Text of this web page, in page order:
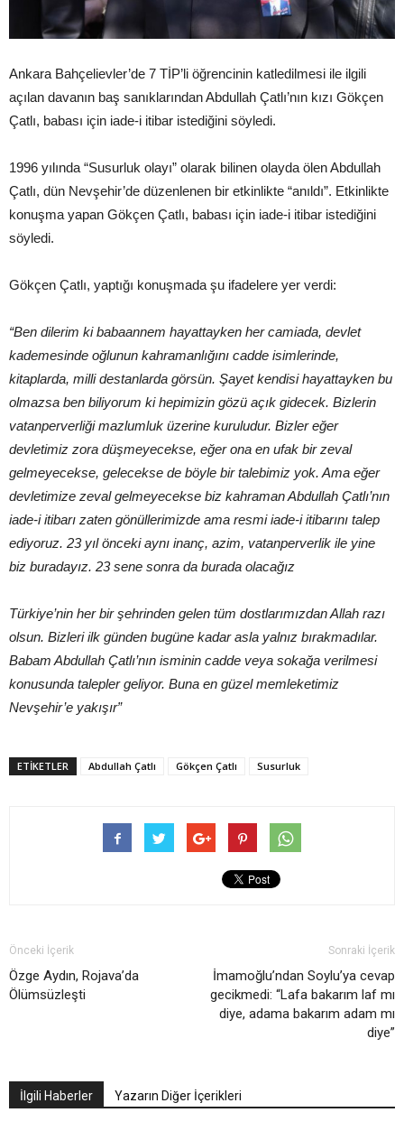
Ankara Bahçelievler’de 7 TİP’li öğrencinin katledilmesi ile ilgili
açılan davanın baş sanıklarından Abdullah Çatlı’nın kızı Gökçen
Çatlı, babası için iade-i itibar istediğini söyledi.
1996 yılında “Susurluk olayı” olarak bilinen olayda ölen Abdullah
Çatlı, dün Nevşehir’de düzenlenen bir etkinlikte “anıldı”. Etkinlikte
konuşma yapan Gökçen Çatlı, babası için iade-i itibar istediğini
söyledi.
Gökçen Çatlı, yaptığı konuşmada şu ifadelere yer verdi:
“Ben dilerim ki babaannem hayattayken her camiada, devlet
kademesinde oğlunun kahramanlığını cadde isimlerinde,
kitaplarda, milli destanlarda görsün. Şayet kendisi hayattayken bu
olmazsa ben biliyorum ki hepimizin gözü açık gidecek. Bizlerin
vatanperverliği mazlumluk üzerine kuruludur. Bizler eğer
devletimiz zora düşmeyecekse, eğer ona en ufak bir zeval
gelmeyecekse, gelecekse de böyle bir talebimiz yok. Ama eğer
devletimize zeval gelmeyecekse biz kahraman Abdullah Çatlı’nın
iade-i itibarı zaten gönüllerimizde ama resmi iade-i itibarını talep
ediyoruz. 23 yıl önceki aynı inanç, azim, vatanperverlik ile yine
biz buradayız. 23 sene sonra da burada olacağız
Türkiye’nin her bir şehrinden gelen tüm dostlarımızdan Allah razı
olsun. Bizleri ilk günden bugüne kadar asla yalnız bırakmadılar.
Babam Abdullah Çatlı’nın isminin cadde veya sokağa verilmesi
konusunda talepler geliyor. Buna en güzel memleketimiz
Nevşehir’e yakışır”
ETIKETLER Abdullah Çatlı Gökçen Çatlı Susurluk
Önceki İçerik
Özge Aydın, Rojava’da
Ölümsüzleşti
Sonraki İçerik
İmamoğlu’ndan Soylu’ya cevap
gecikmedi: “Lafa bakarım laf mı
diye, adama bakarım adam mı
diye”
İlgili Haberler Yazarın Diğer İçerikleri